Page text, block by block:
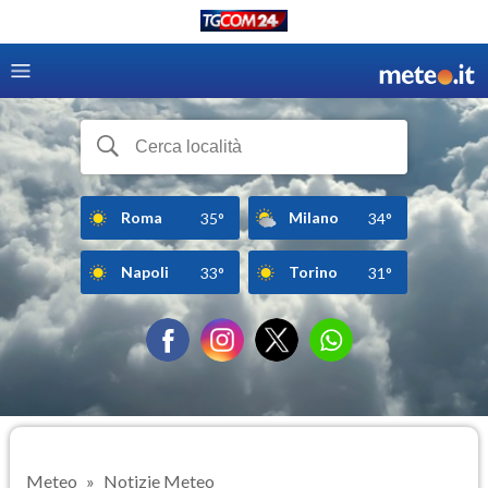
Roma 35° Milano 34°
Napoli 33° Torino 31°
Meteo Notizie Meteo